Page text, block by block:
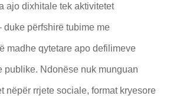
ajo dixhitale tek aktivitetet
duke përfshirë tubime me
madhe qytetare apo defilimeve
publike. Ndonëse nuk munguan
nëpër rrjete sociale, format kryesore